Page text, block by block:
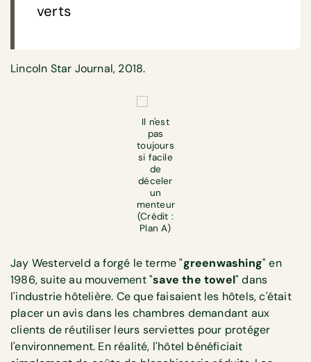
verts
Lincoln Star Journal, 2018.
Il n'est
pas
toujours
si facile
de
déceler
un
menteur
(Crédit :
Plan A)
Jay Westerveld a forgé le terme "greenwashing" en
1986, suite au mouvement "save the towel" dans
l'industrie hôtelière. Ce que faisaient les hôtels, c'était
placer un avis dans les chambres demandant aux
clients de réutiliser leurs serviettes pour protéger
l'environnement. En réalité, l'hôtel bénéficiait